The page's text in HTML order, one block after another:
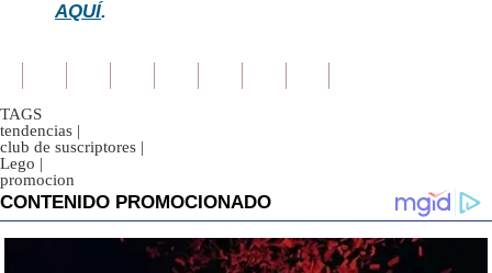
AQUÍ.
TAGS
tendencias |
club de suscriptores |
Lego |
promocion